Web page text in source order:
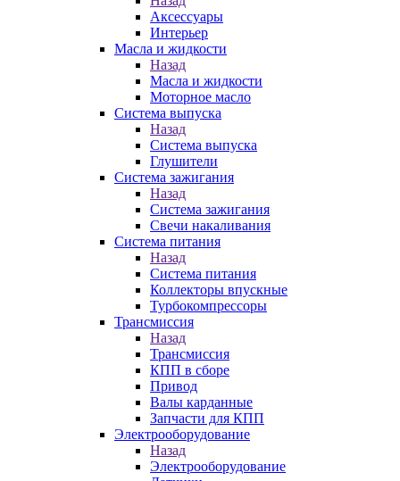
Аксессуары
Интерьер
Масла и жидкости
Назад
Масла и жидкости
Моторное масло
Система выпуска
Назад
Система выпуска
Глушители
Система зажигания
Назад
Система зажигания
Свечи накаливания
Система питания
Назад
Система питания
Коллекторы впускные
Турбокомпрессоры
Трансмиссия
Назад
Трансмиссия
КПП в сборе
Привод
Валы карданные
Запчасти для КПП
Электрооборудование
Назад
Электрооборудование